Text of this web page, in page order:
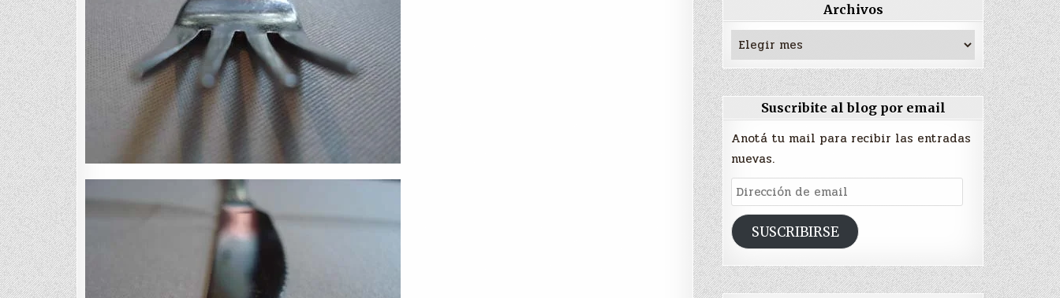
Archivos
Archivos
Suscribite al blog por email
Anotá tu mail para recibir las entradas
nuevas.
Dirección
de
emailSUSCRIBIRSE